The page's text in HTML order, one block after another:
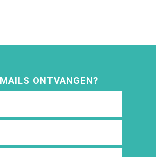
ONTVANGEN?